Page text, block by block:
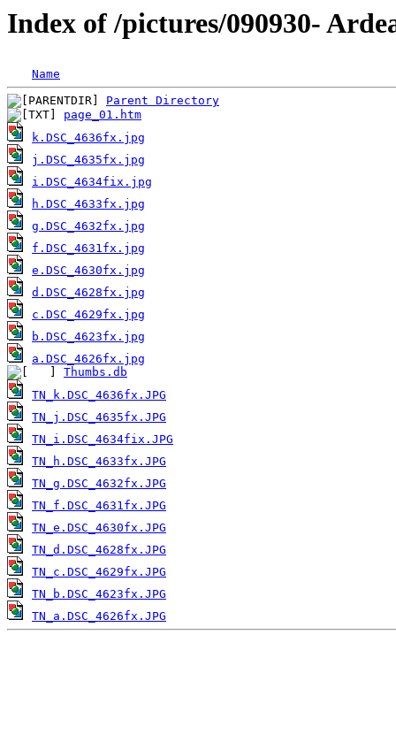
Index of /pictures/090930-
Name
Parent Directory
page_01.htm
k.DSC_4636fx.jpg
j.DSC_4635fx.jpg
i.DSC_4634fix.jpg
h.DSC_4633fx.jpg
g.DSC_4632fx.jpg
f.DSC_4631fx.jpg
e.DSC_4630fx.jpg
d.DSC_4628fx.jpg
c.DSC_4629fx.jpg
b.DSC_4623fx.jpg
a.DSC_4626fx.jpg
Thumbs.db
TN_k.DSC_4636fx.JPG
TN_j.DSC_4635fx.JPG
TN_i.DSC_4634fix.JPG
TN_h.DSC_4633fx.JPG
TN_g.DSC_4632fx.JPG
TN_f.DSC_4631fx.JPG
TN_e.DSC_4630fx.JPG
TN_d.DSC_4628fx.JPG
TN_c.DSC_4629fx.JPG
TN_b.DSC_4623fx.JPG
TN_a.DSC_4626fx.JPG